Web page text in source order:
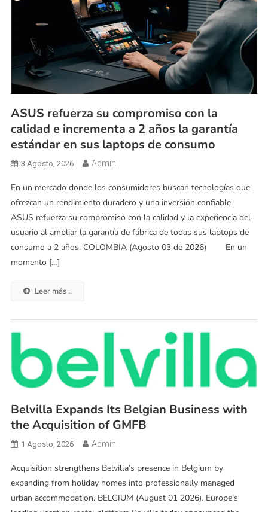
ASUS refuerza su compromiso con la
calidad e incrementa a 2 años la garantía
estándar en sus laptops de consumo
3 Agosto, 2026 Admin
En un mercado donde los consumidores buscan tecnologías que
ofrezcan un rendimiento duradero y una inversión confiable,
ASUS refuerza su compromiso con la calidad y la experiencia del
usuario al ampliar la garantía de fábrica de todas sus laptops de
consumo a 2 años. COLOMBIA (Agosto 03 de 2026) En un
momento […]
Leer más ..
Belvilla Expands Its Belgian Business with
the Acquisition of GMFB
1 Agosto, 2026 Admin
Acquisition strengthens Belvilla’s presence in Belgium by
expanding from holiday homes into professionally managed
urban accommodation. BELGIUM (August 01 2026). Europe’s